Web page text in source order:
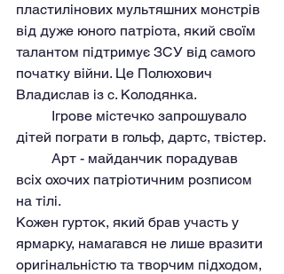
пластилінових мультяшних монстрів
від дуже юного патріота, який своїм
талантом підтримує ЗСУ від самого
початку війни. Це Полюхович
Владислав із с. Колодянка.
дітей пограти в гольф, дартс, твістер.
всіх охочих патріотичним розписом
на тілі.
Кожен гурток, який брав участь у
ярмарку, намагався не лише вразити
оригінальністю та творчим підходом,